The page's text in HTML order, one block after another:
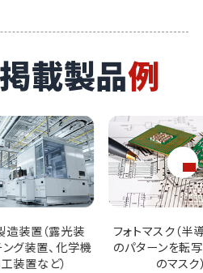
掲載製品例
ク（半導体チップ
を転写するため
マスク）
シリコンウェハ（
プの基盤となる
板）